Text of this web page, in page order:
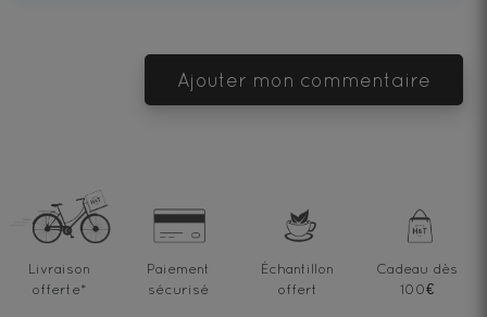
Ajouter mon commentaire
Livraison
offerte*
Paiement
sécurisé
Échantillon
offert
Cadeau dès
100€